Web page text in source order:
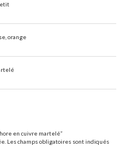
orange
en cuivre martelé”
Les champs obligatoires sont indiqués